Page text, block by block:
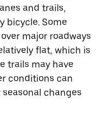
and trails,
bicycle. Some
major roadways
flat, which is
trails may have
conditions can
changes